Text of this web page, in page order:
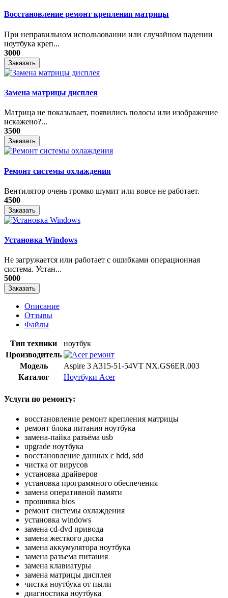
Восстановление ремонт крепления матрицы
При неправильном использовании или случайном падении
ноутбука креп...
3000
Заказать
Замена матрицы дисплея
Матрица не показывает, появились полосы или изображение
искажено?...
3500
Заказать
Ремонт системы охлаждения
Вентилятор очень громко шумит или вовсе не работает.
4500
Заказать
Установка Windows
Не загружается или работает с ошибками операционная
система. Устан...
5000
Заказать
Описание
Отзывы
Файлы
Тип техники
ноутбук
Производитель
Модель
Aspire 3 A315-51-54VT NX.GS6ER.003
Каталог
Ноутбуки Acer
Услуги по ремонту:
восстановление ремонт крепления матрицы
ремонт блока питания ноутбука
замена-пайка разъёма usb
upgrade ноутбука
восстановление данных с hdd, sdd
чистка от вирусов
установка драйверов
установка программного обеспечения
замена оперативной памяти
прошивка bios
ремонт системы охлаждения
установка windows
замена cd-dvd привода
замена жесткого диска
замена аккумулятора ноутбука
замена разъема питания
замена клавиатуры
замена матрицы дисплея
чистка ноутбука от пыли
диагностика ноутбука